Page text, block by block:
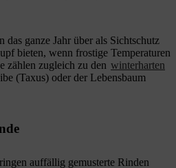
das ganze Jahr über als Sichtschutz
bieten, wenn frostige Temperaturen
zählen zugleich zu den winterharten
(Taxus) oder der Lebensbaum
auffällig gemusterte Rinden